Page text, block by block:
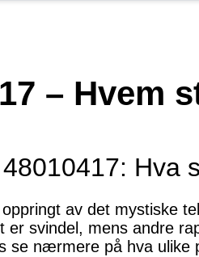
– Hvem
Hva
av det mystiske
svindel, mens andre
se nærmere på hva ulike